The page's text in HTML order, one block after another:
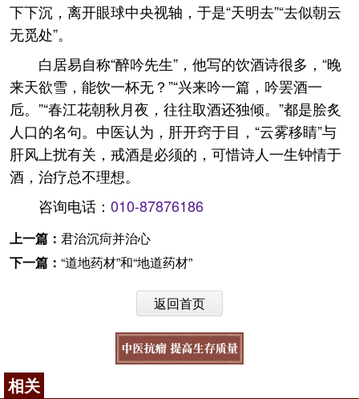
下下沉，离开眼球中央视轴，于是“天明去”“去似朝云
无觅处”。
白居易自称“醉吟先生”，他写的饮酒诗很多，“晚
来天欲雪，能饮一杯无？”“兴来吟一篇，吟罢酒一
卮。”“春江花朝秋月夜，往往取酒还独倾。”都是脍炙
人口的名句。中医认为，肝开窍于目，“云雾移睛”与
肝风上扰有关，戒酒是必须的，可惜诗人一生钟情于
酒，治疗总不理想。
咨询电话： 010-87876186
上一篇： 君治沉疴并治心
下一篇： “道地药材”和“地道药材”
返回首页
相关